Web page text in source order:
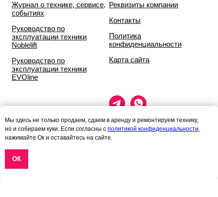
Журнал о технике, сервисе,
событиях
Руководство по
эксплуатации техники
Noblelift
Руководство по
эксплуатации техники
EVOline
Реквизиты компании
Контакты
Политика
конфиденциальности
Карта сайта
Данный сайт носит исключительно информационный характер и ни
Мы здесь не только продаем, сдаем в аренду и ремонтируем технику,
но и собираем куки. Если согласны с политикой конфиденциальности,
нажимайте Ок и оставайтесь на сайте.
ОК